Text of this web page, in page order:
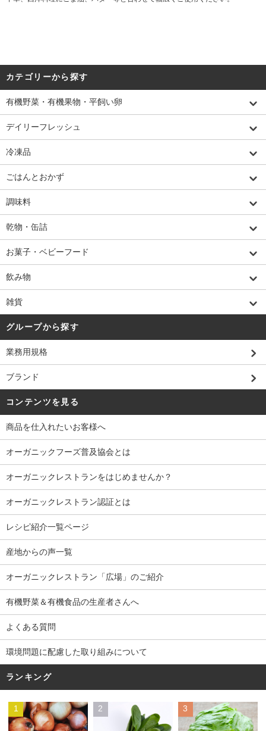
カテゴリーから探す
有機野菜・有機果物・平飼い卵
デイリーフレッシュ
冷凍品
ごはんとおかず
調味料
乾物・缶詰
お菓子・ベビーフード
飲み物
雑貨
グループから探す
業務用規格
ブランド
コンテンツを見る
商品を仕入れたいお客様へ
オーガニックフーズ普及協会とは
オーガニックレストランをはじめませんか？
オーガニックレストラン認証とは
レシピ紹介一覧ページ
産地からの声一覧
オーガニックレストラン「広場」のご紹介
有機野菜＆有機食品の生産者さんへ
よくある質問
環境問題に配慮した取り組みについて
ランキング
1 2 3